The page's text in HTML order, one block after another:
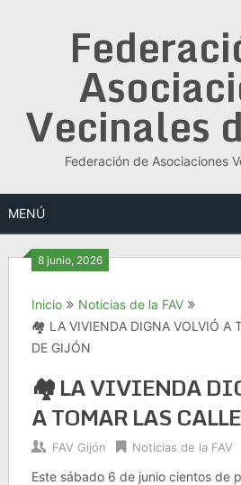
Vecinales
Federación de Asociaciones
MENÚ
8 junio, 2026
Inicio
Noticias de la FAV
🏘️ LA VIVIENDA DIGNA VOLVIÓ A
DE GIJÓN
🏘️ LA VIVIENDA
A TOMAR LAS
FAV Gijón Noticias de la FAV
Este sábado 6 de junio cientos de